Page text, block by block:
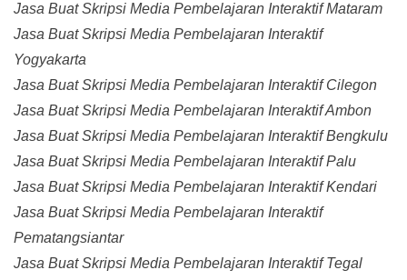
Jasa Buat Skripsi Media Pembelajaran Interaktif Mataram
Jasa Buat Skripsi Media Pembelajaran Interaktif
Yogyakarta
Jasa Buat Skripsi Media Pembelajaran Interaktif Cilegon
Jasa Buat Skripsi Media Pembelajaran Interaktif Ambon
Jasa Buat Skripsi Media Pembelajaran Interaktif Bengkulu
Jasa Buat Skripsi Media Pembelajaran Interaktif Palu
Jasa Buat Skripsi Media Pembelajaran Interaktif Kendari
Jasa Buat Skripsi Media Pembelajaran Interaktif
Pematangsiantar
Jasa Buat Skripsi Media Pembelajaran Interaktif Tegal